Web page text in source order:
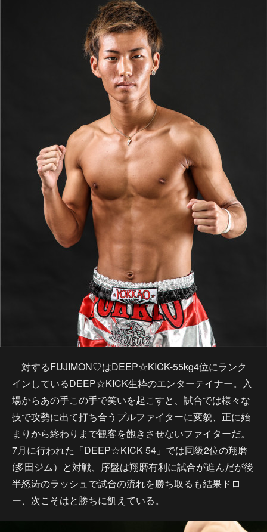
対するFUJIMON♡はDEEP☆KICK-55kg4位にランク
インしているDEEP☆KICK生粋のエンターテイナー。入
場からあの手この手で笑いを起こすと、試合では様々な
技で攻勢に出て打ち合うプルファイターに変貌、正に始
まりから終わりまで観客を飽きさせないファイターだ。
7月に行われた「DEEP☆KICK 54」では同級2位の翔磨
(多田ジム）と対戦、序盤は翔磨有利に試合が進んだが後
半怒涛のラッシュで試合の流れを勝ち取るも結果ドロ
ー、次こそはと勝ちに飢えている。